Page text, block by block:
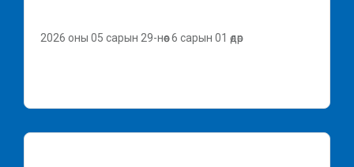
2026 оны 05 сарын 29-нөөс 6 сарын 01 өдөр